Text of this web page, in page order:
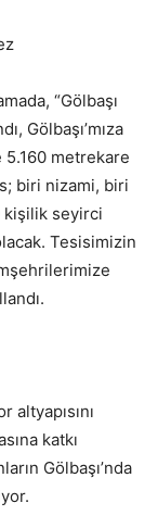
“Gölbaşı
Gölbaşı’mıza
5.160 metrekare
biri nizami, biri
kişilik seyirci
Tesisimizin
altyapısını
katkı
Gölbaşı’nda